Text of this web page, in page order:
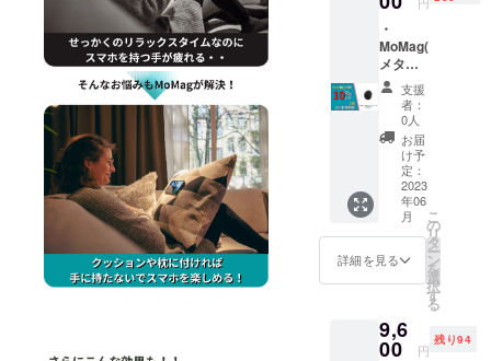
※ご注文
状況、
使用部
材の供
給状
況、製
造工程
上の都
合等に
より出
荷時期
が遅れ
る場合
があり
ます。
料込
み） ※
割引率
は販売
予定価
格に送
料を含
む合計
金額に
対する
もので
す。 ※
色はブ
ラック
とグ
ただけ
ます。
・
MoMag(
メタル
プレー
ト付き)
× 1点 ・
一般販
売予定
価格
6,000円
（消費
税・送
料込
み） ・
割引価
格：
（消費
税・送
支援
者：
0人
お届
け予
定：
2023
年06
月
詳細を見る
こ
の
リ
タ
ー
ン
を
選
択
す
る
9,6
00 円
残り94